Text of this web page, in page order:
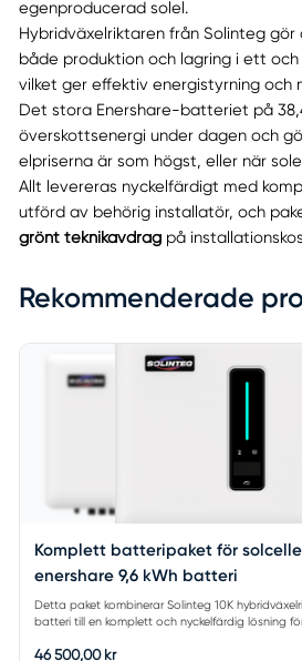
egenproducerad solel.
Hybridväxelriktaren från Solinteg
både produktion och lagring i ett
vilket ger effektiv energistyrning och
Det stora Enershare-batteriet på
överskottsenergi under dagen och
elpriserna är som högst, eller när
Allt levereras nyckelfärdigt med
utförd av behörig installatör, och
grönt teknikavdragpå
Rekommenderade
Komplett batteripaket för
enershare 9,6 kWh batteri
Detta paket kombinerar Solinteg 10K
batteri till en komplett och nyckelfärdig lösning
46 500,00 kr